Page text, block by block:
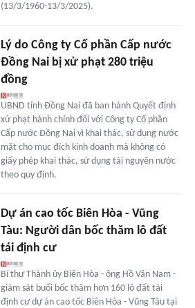
(13/3/1960-13/3/2025).
Lý do Công ty Cổ phần Cấp nước
Đồng Nai bị xử phạt 280 triệu
đồng
UBND tỉnh Đồng Nai đã ban hành Quyết định
xử phạt hành chính đối với Công ty Cổ phần
Cấp nước Đồng Nai vì khai thác, sử dụng nước
mặt cho mục đích kinh doanh mà không có
giấy phép khai thác, sử dụng tài nguyên nước
theo quy định.
Dự án cao tốc Biên Hòa - Vũng
Tàu: Người dân bốc thăm lô đất
tái định cư
Bí thư Thành ủy Biên Hòa - ông Hồ Văn Nam -
giám sát buổi bốc thăm hơn 160 lô đất tái
định cư dự án cao tốc Biên Hòa - Vũng Tàu tại